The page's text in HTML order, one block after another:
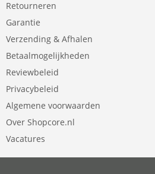
Retourneren
Garantie
Verzending & Afhalen
Betaalmogelijkheden
Reviewbeleid
Privacybeleid
Algemene voorwaarden
Over Shopcore.nl
Vacatures